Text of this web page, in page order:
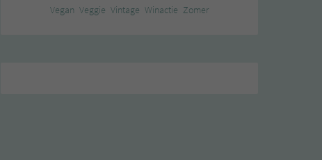
Vegan Veggie Vintage Winactie Zomer